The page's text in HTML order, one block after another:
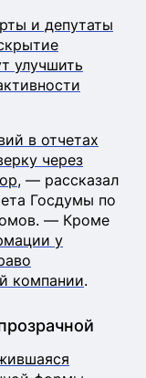
и депутаты
улучшить
в отчетах
через
, — рассказал
Госдумы по
— Кроме
у
компании.